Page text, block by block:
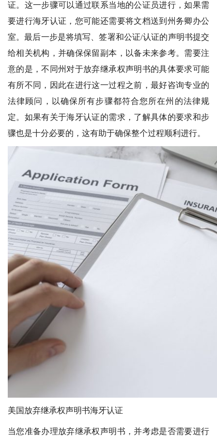
证。这一步骤可以通过联系当地的公证员进行，如果需
要进行海牙认证，您可能还需要将文档送到州务卿办公
室。最后一步是将填写、签署和公证/认证的声明书提交
给相关机构，并确保保留副本，以备未来参考。需要注
意的是，不同州对于放弃继承权声明书的具体要求可能
有所不同，因此在进行这一过程之前，最好咨询专业的
法律顾问，以确保所有步骤都符合您所在州的法律规
定。如果有关于海牙认证的需求，了解具体的要求和步
骤也是十分必要的，这有助于确保整个过程顺利进行。
美国放弃继承权声明书海牙认证
当您准备办理放弃继承权声明书，并考虑是否需要进行